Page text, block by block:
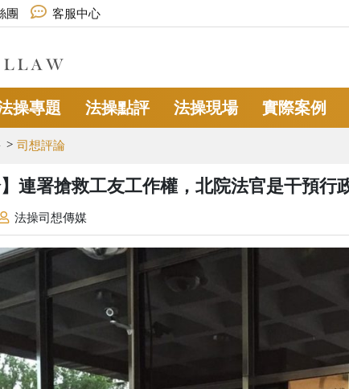
團 客服中心
操專題 法操點評 法操現場 實際案例
司想評論
】連署搶救工友工作權，北院法官是干預行
法操司想傳媒